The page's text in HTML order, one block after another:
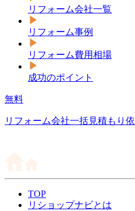
リフォーム会社一覧
リフォーム事例
リフォーム費用相場
成功のポイント
無料
リフォーム会社一括見積もり
TOP
リショップナビとは